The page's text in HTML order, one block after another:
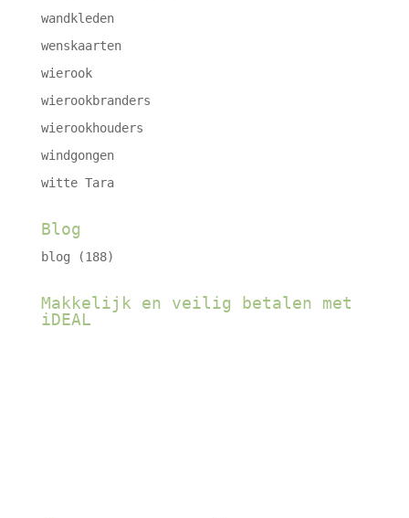
wandkleden
wenskaarten
wierook
wierookbranders
wierookhouders
windgongen
witte Tara
Blog
blog (188)
Makkelijk en veilig betalen met
iDEAL